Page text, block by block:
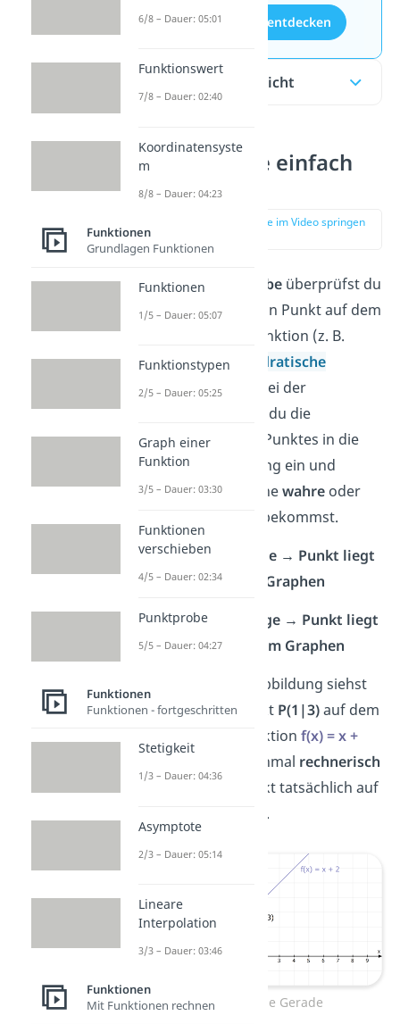
Aufgaben entdecken
Inhaltsübersicht
Punktprobe einfach
erklärt
zur Stelle im Video springen
Mit derPunktprobe überprüfst du
rechnerisch
, ob ein Punkt auf dem
Graphen einer Funktion (z. B.
lineareoder
quadratische
Funktion) liegt. Bei der
Punktprobe setzt du die
Koordinaten des Punktes in die
Funktionsgleichung ein und
schaust, ob du einewahre oder
bekommst.
✓Wahre Aussage → Punkt liegt
auf
dem Graphen
✗Falsche Aussage → Punkt liegt
nichtauf dem Graphen
In der Abbildung siehst
du, dass der Punkt P(1|3)auf dem
Graphen der Funktion f(x) = x +
liegt. Prüfe nochmal rechnerisch
nach, ob der Punkt tatsächlich auf
der Geraden liegt.
Punktprobe Gerade
6/8 – Dauer: 05:01
Funktionswert
7/8 – Dauer: 02:40
Koordinatensyste
m
8/8 – Dauer: 04:23
Funktionen
Grundlagen Funktionen
Funktionen
1/5 – Dauer: 05:07
Funktionstypen
2/5 – Dauer: 05:25
Graph einer
Funktion
3/5 – Dauer: 03:30
Funktionen
verschieben
4/5 – Dauer: 02:34
Punktprobe
5/5 – Dauer: 04:27
Funktionen
Funktionen - fortgeschritten
Stetigkeit
1/3 – Dauer: 04:36
Asymptote
2/3 – Dauer: 05:14
Lineare
Interpolation
3/3 – Dauer: 03:46
Funktionen
Mit Funktionen rechnen